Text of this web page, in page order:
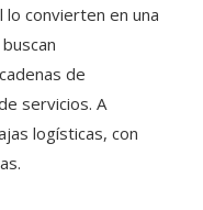
convierten en una
de
servicios. A
logísticas, con